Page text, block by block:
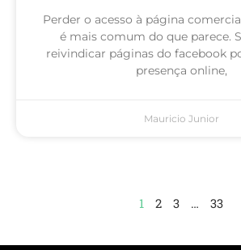
Perder o acesso à página
é mais comum do que parece.
reivindicar páginas do facebook
presença online,
Mauricio Junior
1 2 3 … 33